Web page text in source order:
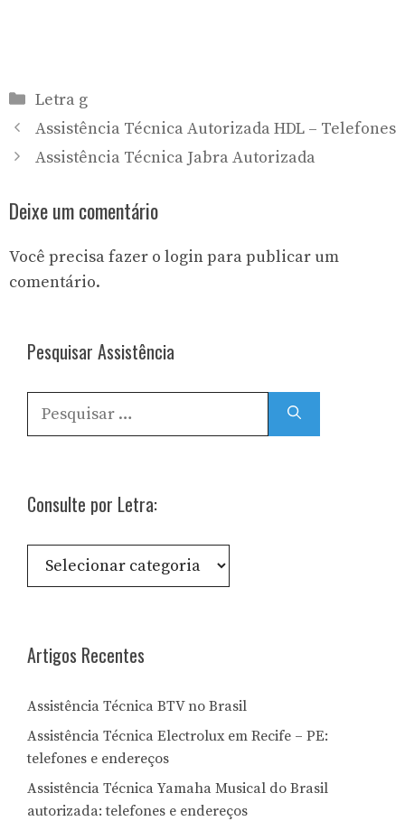
Categorias
Letra g
Assistência Técnica Autorizada HDL – Telefones
Assistência Técnica Jabra Autorizada
Deixe um comentário
Você precisa fazer o loginpara publicar um
comentário.
Pesquisar Assistência
Pesquisar
por:
Consulte por Letra:
Consulte
Artigos Recentes
Assistência Técnica BTV no Brasil
Assistência Técnica Electrolux em Recife – PE:
telefones e endereços
Assistência Técnica Yamaha Musical do Brasil
autorizada: telefones e endereços